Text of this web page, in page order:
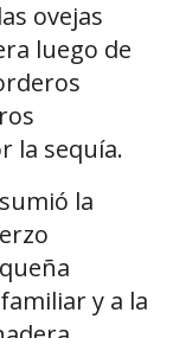
ovejas
luego de
la sequía.
la
y a la